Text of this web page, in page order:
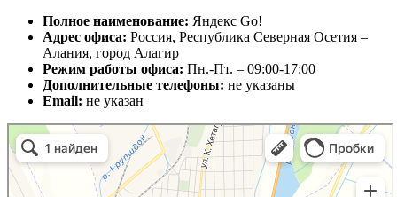
Полное наименование: Яндекс Go!
Адрес офиса: Россия, Республика Северная Осетия –
Алания, город Алагир
Режим работы офиса: Пн.-Пт. – 09:00-17:00
Дополнительные телефоны: не указаны
Email: не указан